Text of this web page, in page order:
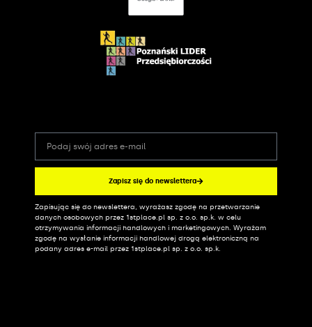
Zapisz się do newslettera
Alternative:
Zapisując się do newslettera, wyrażasz zgodę na przetwarzanie
danych osobowych przez 1stplace.pl sp. z o.o. sp.k. w celu
otrzymywania informacji handlowych i marketingowych. Wyrażam
zgodę na wysłanie informacji handlowej drogą elektroniczną na
podany adres e-mail przez 1stplace.pl sp. z o.o. sp.k.